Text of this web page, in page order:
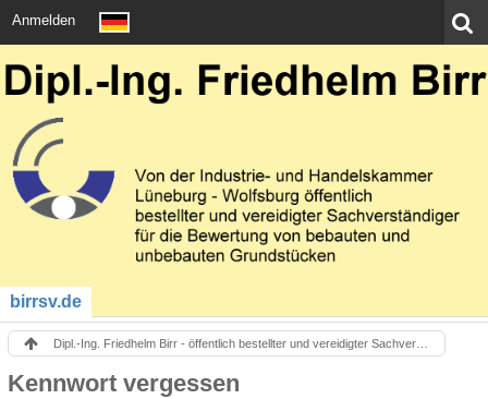
Anmelden
birrsv.de
Dipl.-Ing. Friedhelm Birr - öffentlich bestellter und vereidigter Sachverständiger - Immobilienbewertung
Kennwort vergessen